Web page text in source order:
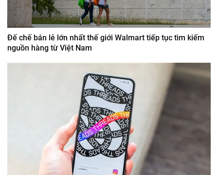
Đế chế bán lẻ lớn nhất thế giới Walmart tiếp tục tìm kiếm
nguồn hàng từ Việt Nam